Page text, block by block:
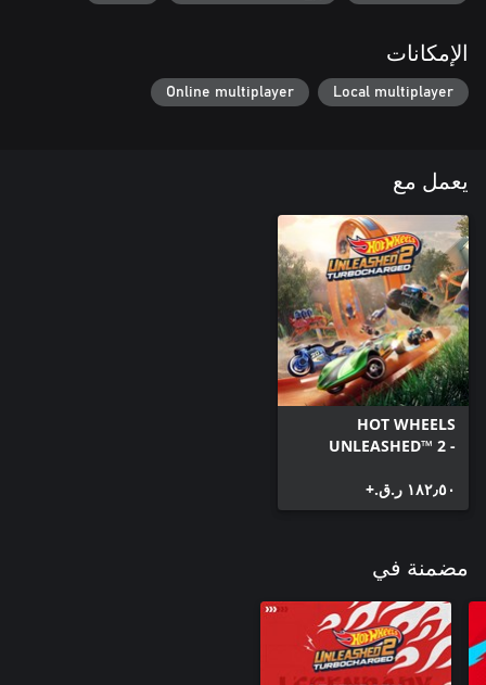
الإمكانات
Local multiplayer
Online multiplayer
يعمل مع
HOT WHEELS
UNLEASHED™ 2 -
١٨٢٫٥٠ ر.ق.‏+
مضمنة في